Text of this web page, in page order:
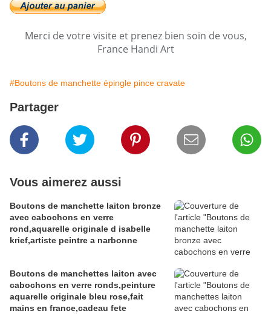
Merci de votre visite et prenez bien soin de vous,
France Handi Art
#Boutons de manchette épingle pince cravate
Partager
Vous aimerez aussi
Boutons de manchette laiton bronze
avec cabochons en verre
rond,aquarelle originale d isabelle
krief,artiste peintre a narbonne
Boutons de manchettes laiton avec
cabochons en verre ronds,peinture
aquarelle originale bleu rose,fait
mains en france,cadeau fete